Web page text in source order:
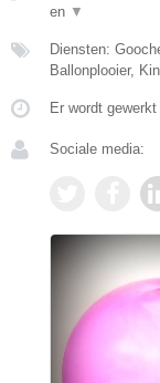
en ▼
Diensten:
Ballonplooier,
Er wordt gewerkt
Sociale media: